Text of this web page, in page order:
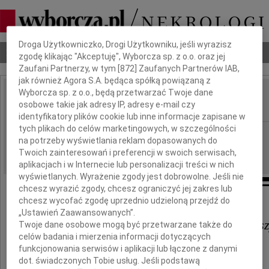
Nekrologi Odeszli Poradnik pogrzebowy
IMIĘ I NAZWISKO: Danuta Kowalska
REGION: Gdańsk
DATA EMISJI: 27.06.2024
Koleżance
Urszuli Kowalskiej i Jej
serdeczne wyrazy współczucia
Dbamy o Twoją prywatność
Droga Użytkowniczko, Drogi Użytkowniku, jeśli wyrazisz
zgodę klikając "Akceptuję", Wyborcza sp. z o.o. oraz jej
Zaufani Partnerzy, w tym [872 ] Zaufanych Partnerów IAB,
jak również Agora S.A. będąca spółką powiązaną z
Wyborcza sp. z o.o., będą przetwarzać Twoje dane
osobowe takie jak adresy IP, adresy e-mail czy
identyfikatory plików cookie lub inne informacje zapisane w
tych plikach do celów marketingowych, w szczególności
na potrzeby wyświetlania reklam dopasowanych do
Twoich zainteresowań i preferencji w swoich serwisach,
aplikacjach i w Internecie lub personalizacji treści w nich
wyświetlanych. Wyrażenie zgody jest dobrowolne. Jeśli nie
chcesz wyrazić zgody, chcesz ograniczyć jej zakres lub
chcesz wycofać zgodę uprzednio udzieloną przejdź do
„Ustawień Zaawansowanych”.
Twoje dane osobowe mogą być przetwarzane także do
celów badania i mierzenia informacji dotyczących
funkcjonowania serwisów i aplikacji lub łączone z danymi
dot. świadczonych Tobie usług. Jeśli podstawą